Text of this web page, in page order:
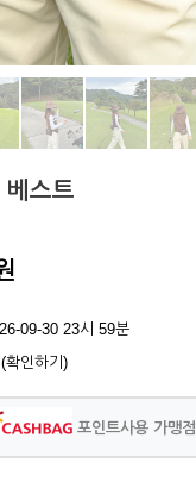
베스트
09-30 23시 59분
확인하기)
포인트사용 가맹점